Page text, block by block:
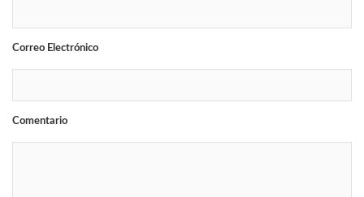
Correo Electrónico
Comentario